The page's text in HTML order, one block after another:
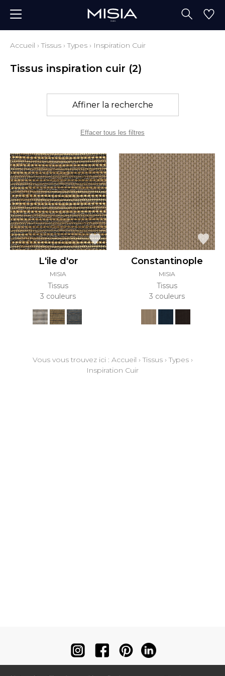
Accueil ›Tissus ›Types › Inspiration Cuir
Tissus inspiration cuir (2)
Affiner la recherche
Effacer tous les filtres
L'ile d'or
MISIA
Tissus
3 couleurs
Constantinople
MISIA
Tissus
3 couleurs
Vous vous trouvez ici : Accueil ›Tissus›Types›
Inspiration Cuir